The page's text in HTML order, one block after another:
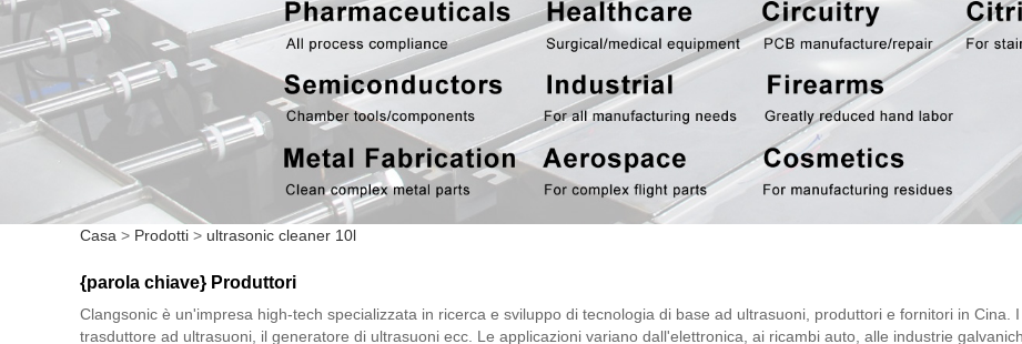
Casa > Prodotti > ultrasonic cleaner 10l
{parola chiave} Produttori
Clangsonic è un'impresa high-tech specializzata in ricerca e sviluppo di tecnologia di base ad ultrasuoni, produttori e fornitori in
trasduttore ad ultrasuoni, il generatore di ultrasuoni ecc. Le applicazioni variano dall'elettronica, ai ricambi auto, alle industrie